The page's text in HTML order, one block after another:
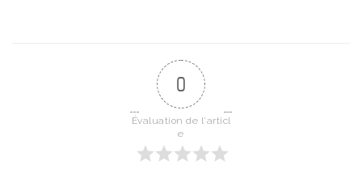
0
Évaluation de l'articl
e